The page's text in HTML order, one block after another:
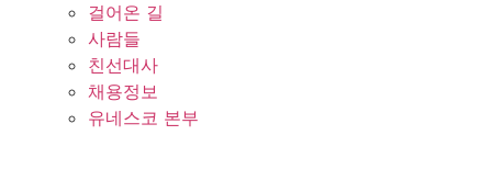
걸어온 길
사람들
친선대사
채용정보
유네스코 본부